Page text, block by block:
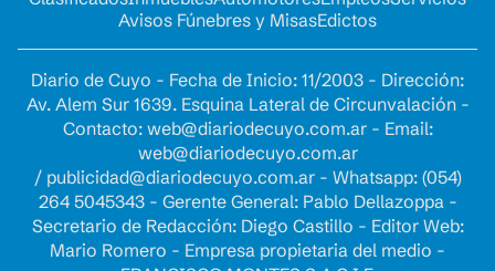
Avisos Fúnebres y MisasEdictos
Diario de Cuyo - Fecha de Inicio: 11/2003 - Dirección:
Av. Alem Sur 1639. Esquina Lateral de Circunvalación -
Contacto: web@diariodecuyo.com.ar- Email:
web@diariodecuyo.com.ar
/ publicidad@diariodecuyo.com.ar- Whatsapp: (054)
264 5045343 - Gerente General: Pablo Dellazoppa -
Secretario de Redacción: Diego Castillo - Editor Web:
Mario Romero - Empresa propietaria del medio -